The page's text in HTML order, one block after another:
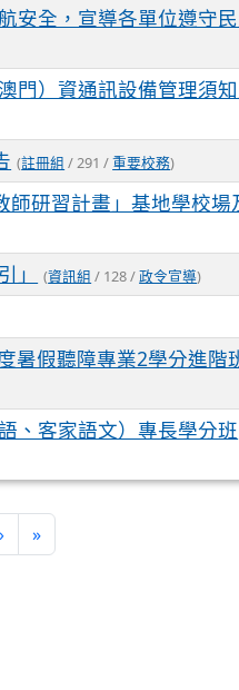
安全，宣導各單位遵守
）資通訊設備管理須知
(註冊組 / 291 /重要校務)
研習計畫」基地學校場
」 (資訊組 / 128 /政令宣導)
暑假聽障專業2學分進階
、客家語文）專長學分班
› »